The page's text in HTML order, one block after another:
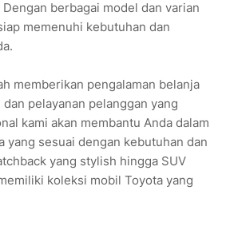
berbagai model dan varian
memenuhi kebutuhan dan
memberikan pengalaman belanja
pelayanan pelanggan yang
kami akan membantu Anda dalam
yang sesuai dengan kebutuhan dan
yang stylish hingga SUV
koleksi mobil Toyota yang